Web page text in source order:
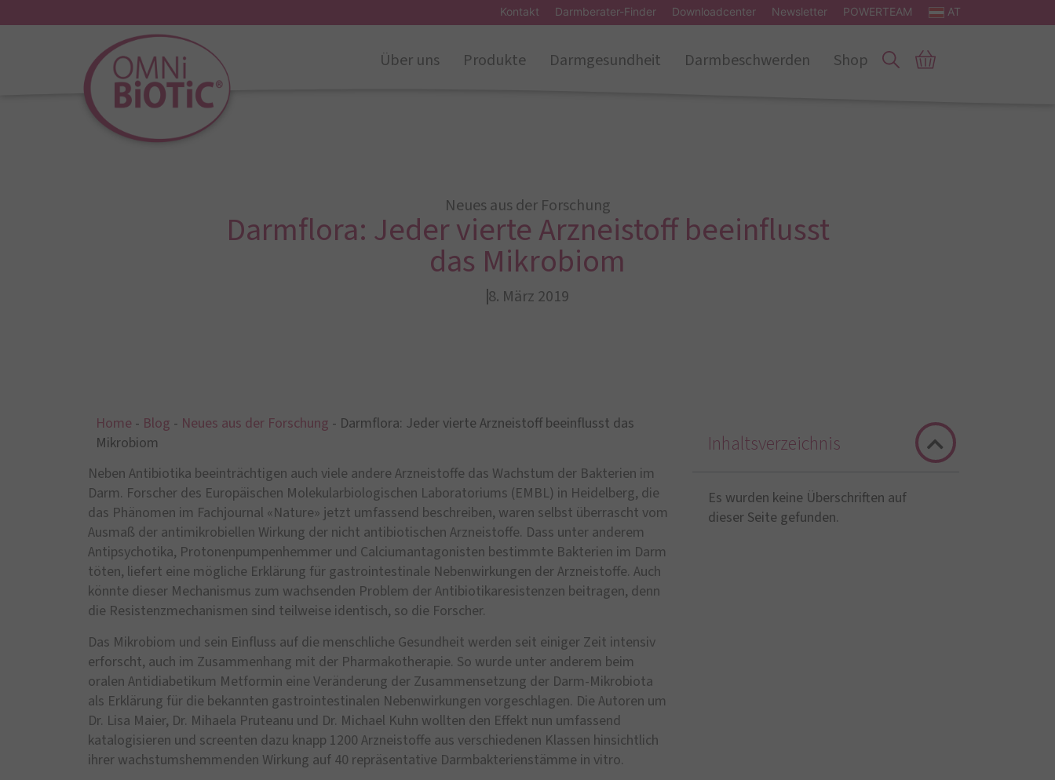
Kontakt Darmberater-Finder Downloadcenter Newsletter POWERTEAM AT
Über uns Produkte Darmgesundheit Darmbeschwerden Shop
Neues aus der Forschung
Darmflora: Jeder vierte Arzneistoff beeinflusst
das Mikrobiom
8. März 2019
Home - Blog - Neues aus der Forschung - Darmflora: Jeder vierte Arzneistoff beeinflusst das
Mikrobiom
Neben Antibiotika beeinträchtigen auch viele andere Arzneistoffe das Wachstum der Bakterien im
Darm. Forscher des Europäischen Molekularbiologischen Laboratoriums (EMBL) in Heidelberg, die
das Phänomen im Fachjournal «Nature» jetzt umfassend beschreiben, waren selbst überrascht vom
Ausmaß der antimikrobiellen Wirkung der nicht antibiotischen Arzneistoffe. Dass unter anderem
Antipsychotika, Protonenpumpenhemmer und Calciumantagonisten bestimmte Bakterien im Darm
töten, liefert eine mögliche Erklärung für gastrointestinale Nebenwirkungen der Arzneistoffe. Auch
könnte dieser Mechanismus zum wachsenden Problem der Antibiotikaresistenzen beitragen, denn
die Resistenzmechanismen sind teilweise identisch, so die Forscher.
Das Mikrobiom und sein Einfluss auf die menschliche Gesundheit werden seit einiger Zeit intensiv
erforscht, auch im Zusammenhang mit der Pharmakotherapie. So wurde unter anderem beim
oralen Antidiabetikum Metformin eine Veränderung der Zusammensetzung der Darm-Mikrobiota
als Erklärung für die bekannten gastrointestinalen Nebenwirkungen vorgeschlagen. Die Autoren um
Dr. Lisa Maier, Dr. Mihaela Pruteanu und Dr. Michael Kuhn wollten den Effekt nun umfassend
katalogisieren und screenten dazu knapp 1200 Arzneistoffe aus verschiedenen Klassen hinsichtlich
ihrer wachstumshemmenden Wirkung auf 40 repräsentative Darmbakterienstämme in vitro.
Inhaltsverzeichnis
Es wurden keine Überschriften auf
dieser Seite gefunden.